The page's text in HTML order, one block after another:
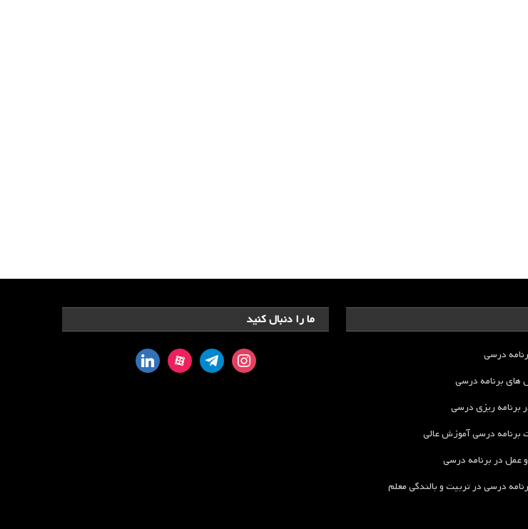
ما را دنبال کنید
instagram
telegram
aparat
linkedin
درسی
های برنامه درسی
برنامه ریزی درسی
برنامه درسی آموزش عالی
عمل در برنامه درسی
درسی در تربیت و بالندگی معلم